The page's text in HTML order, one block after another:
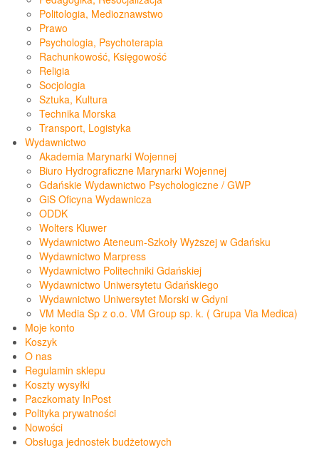
Politologia, Medioznawstwo
Prawo
Psychologia, Psychoterapia
Rachunkowość, Księgowość
Religia
Socjologia
Sztuka, Kultura
Technika Morska
Transport, Logistyka
Wydawnictwo
Akademia Marynarki Wojennej
Biuro Hydrograficzne Marynarki Wojennej
Gdańskie Wydawnictwo Psychologiczne / GWP
GiS Oficyna Wydawnicza
ODDK
Wolters Kluwer
Wydawnictwo Ateneum-Szkoły Wyższej w Gdańsku
Wydawnictwo Marpress
Wydawnictwo Politechniki Gdańskiej
Wydawnictwo Uniwersytetu Gdańskiego
Wydawnictwo Uniwersytet Morski w Gdyni
VM Media Sp z o.o. VM Group sp. k. ( Grupa Via Medica)
Moje konto
Koszyk
O nas
Regulamin sklepu
Koszty wysyłki
Paczkomaty InPost
Polityka prywatności
Nowości
Obsługa jednostek budżetowych